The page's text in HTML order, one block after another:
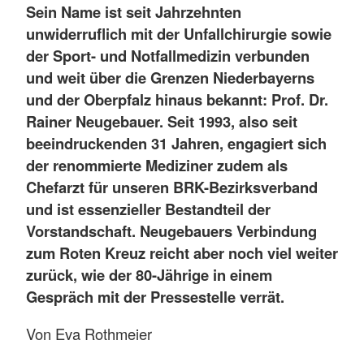
Sein Name ist seit Jahrzehnten
unwiderruflich mit der Unfallchirurgie sowie
der Sport- und Notfallmedizin verbunden
und weit über die Grenzen Niederbayerns
und der Oberpfalz hinaus bekannt: Prof. Dr.
Rainer Neugebauer. Seit 1993, also seit
beeindruckenden 31 Jahren, engagiert sich
der renommierte Mediziner zudem als
Chefarzt für unseren BRK-Bezirksverband
und ist essenzieller Bestandteil der
Vorstandschaft. Neugebauers Verbindung
zum Roten Kreuz reicht aber noch viel weiter
zurück, wie der 80-Jährige in einem
Gespräch mit der Pressestelle verrät.
Von Eva Rothmeier